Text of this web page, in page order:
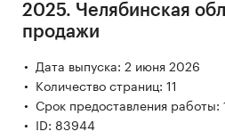
2025. Челябинская
продажи
Дата выпуска: 2 июня 2026
Количество страниц: 11
Срок предоставления работы:
ID: 83944